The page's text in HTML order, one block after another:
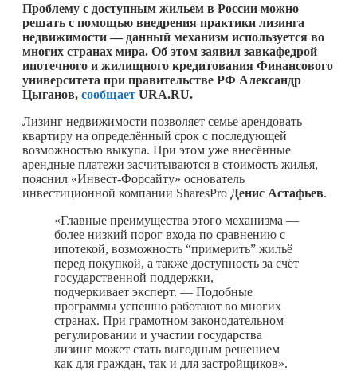
Проблему с доступным жильем в России можно
решать с помощью внедрения практики лизинга
недвижимости — данный механизм используется во
многих странах мира. Об этом заявил завкафедрой
ипотечного и жилищного кредитования Финансового
университета при правительстве РФ Александр
Цыганов, сообщает URA.RU.
Лизинг недвижимости позволяет семье арендовать
квартиру на определённый срок с последующей
возможностью выкупа. При этом уже внесённые
арендные платежи засчитываются в стоимость жилья,
пояснил «Инвест-Форсайту» основатель
инвестиционной компании SharesPro Денис Астафьев.
«Главные преимущества этого механизма —
более низкий порог входа по сравнению с
ипотекой, возможность “примерить” жильё
перед покупкой, а также доступность за счёт
государственной поддержки, —
подчеркивает эксперт. — Подобные
программы успешно работают во многих
странах. При грамотном законодательном
регулировании и участии государства
лизинг может стать выгодным решением
как для граждан, так и для застройщиков».